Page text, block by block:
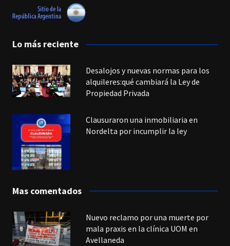
Lo más reciente
Desalojos y nuevas normas para los
alquileres:qué cambiará la Ley de
Propiedad Privada
Clausuraron una inmobiliaria en
Nordelta por incumplir la ley
Mas comentados
Nuevo reclamo por una muerte por
mala praxis en la clínica UOM en
Avellaneda